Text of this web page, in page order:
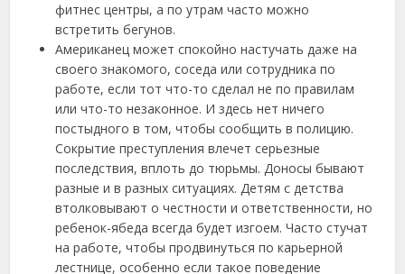
фитнес центры, а по утрам часто можно
встретить бегунов.
Американец может спокойно настучать даже на
своего знакомого, соседа или сотрудника по
работе, если тот что-то сделал не по правилам
или что-то незаконное. И здесь нет ничего
постыдного в том, чтобы сообщить в полицию.
Сокрытие преступления влечет серьезные
последствия, вплоть до тюрьмы. Доносы бывают
разные и в разных ситуациях. Детям с детства
втолковывают о честности и ответственности, но
ребенок-ябеда всегда будет изгоем. Часто стучат
на работе, чтобы продвинуться по карьерной
лестнице, особенно если такое поведение